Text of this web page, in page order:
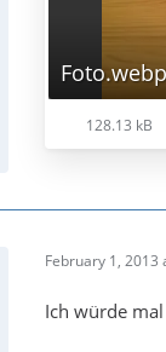
Foto.webp
128.13 kB
February 1, 2013
Ich würde